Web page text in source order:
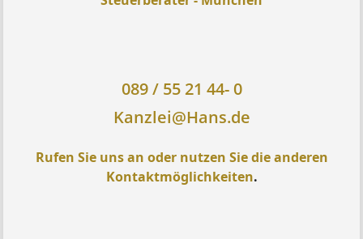
089 / 55 21 44- 0
Kanzlei@Hans.de
Rufen Sie uns an oder nutzen Sie die anderen
Kontaktmöglichkeiten.